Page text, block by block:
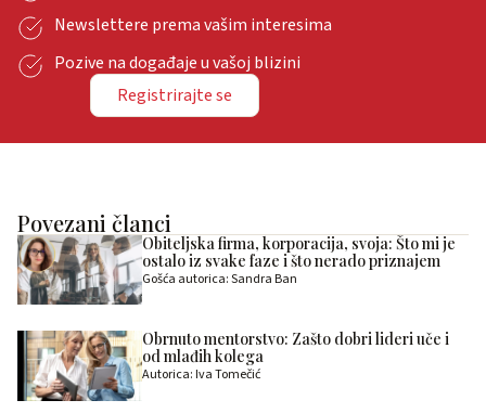
Newslettere prema vašim interesima
Pozive na događaje u vašoj blizini
Registrirajte se
Povezani članci
Obiteljska firma, korporacija, svoja: Što mi je
ostalo iz svake faze i što nerado priznajem
Gošća autorica: Sandra Ban
Obrnuto mentorstvo: Zašto dobri lideri uče i
od mlađih kolega
Autorica: Iva Tomečić